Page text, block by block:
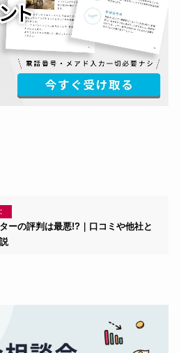
ーの評判は最悪!?｜口コミや他社と